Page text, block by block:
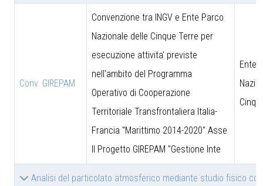
Conv. GIREPAM
Convenzione tra INGV e Ente Parco
Nazionale delle Cinque Terre per
esecuzione attivita' previste
nell'ambito del Programma
Operativo di Cooperazione
Territoriale Transfrontaliera Italia-
Francia "Marittimo 2014-2020" Asse
II Progetto GIREPAM "Gestione Inte
Ente
Analisi del particolato atmosferico mediante studio fisico